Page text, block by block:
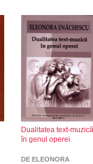
Dualitatea text-muzică
în genul operei
DE ELEONORA